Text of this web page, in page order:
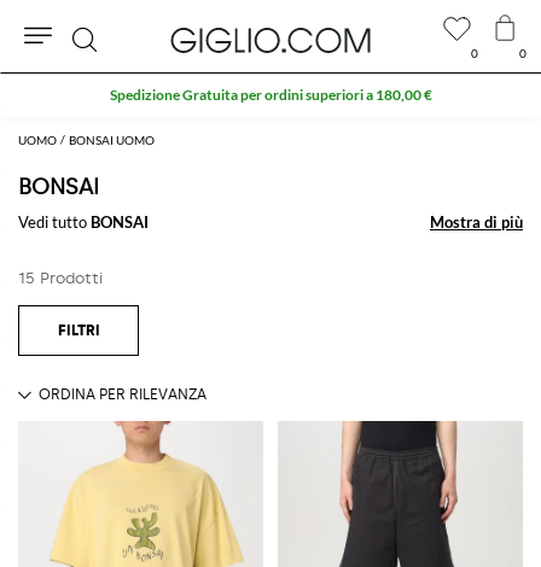
UOMO BONSAI UOMO
BONSAI
Vedi tutto BONSAI Mostra di più
Mostra di più
15 Prodotti
0 0
Cerca
Spedizione Gratuita per ordini superiori a 180,00 €